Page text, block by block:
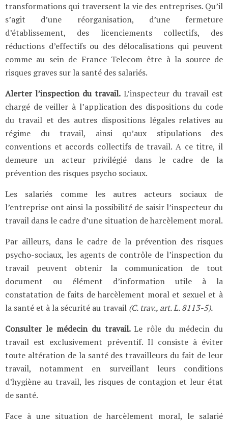
transformations qui traversent la vie des entreprises. Qu’il
s’agit d’une réorganisation, d’une fermeture
d’établissement, des licenciements collectifs, des
réductions d’effectifs ou des délocalisations qui peuvent
comme au sein de France Telecom être à la source de
risques graves sur la santé des salariés.
Alerter l’inspection du travail. L’inspecteur du travail est
chargé de veiller à l’application des dispositions du code
du travail et des autres dispositions légales relatives au
régime du travail, ainsi qu’aux stipulations des
conventions et accords collectifs de travail. A ce titre, il
demeure un acteur privilégié dans le cadre de la
prévention des risques psycho sociaux.
Les salariés comme les autres acteurs sociaux de
l’entreprise ont ainsi la possibilité de saisir l’inspecteur du
travail dans le cadre d’une situation de harcèlement moral.
Par ailleurs, dans le cadre de la prévention des risques
psycho-sociaux, les agents de contrôle de l’inspection du
travail peuvent obtenir la communication de tout
document ou élément d’information utile à la
constatation de faits de harcèlement moral et sexuel et à
la santé et à la sécurité au travail (C. trav., art. L. 8113-5).
Consulter le médecin du travail.Le rôle du médecin du
travail est exclusivement préventif. Il consiste à éviter
toute altération de la santé des travailleurs du fait de leur
travail, notamment en surveillant leurs conditions
d’hygiène au travail, les risques de contagion et leur état
de santé.
Face à une situation de harcèlement moral, le salarié